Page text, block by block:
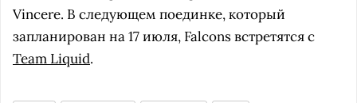
Vincere. В следующем поединке, который
запланирован на 17 июля, Falcons встретятся с
Team Liquid.